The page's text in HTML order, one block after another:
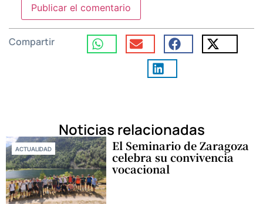
Compartir
Noticias relacionadas
ACTUALIDAD El Seminario de Zaragoza
celebra su convivencia
vocacional